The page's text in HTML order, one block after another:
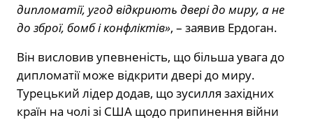
дипломатії, угод відкриють двері до миру, а не
до зброї, бомб і конфліктів», – заявив Ердоган.
Він висловив упевненість, що більша увага до
дипломатії може відкрити двері до миру.
Турецький лідер додав, що зусилля західних
країн на чолі зі США щодо припинення війни